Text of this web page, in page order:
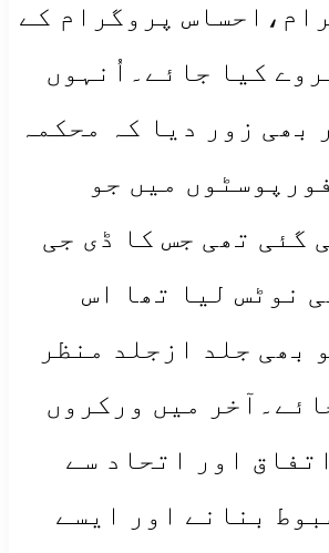
پروگرام کے
کیا جائے۔اُنہوں
بھی زور دیا کہ محکمہ
میں جو
گئی تھی جس کا ڈی جی
نوٹس لیا تھا اس
بھی جلد ازجلد منظر
میں ورکروں
اور اتحاد سے
بنانے اور ایسے